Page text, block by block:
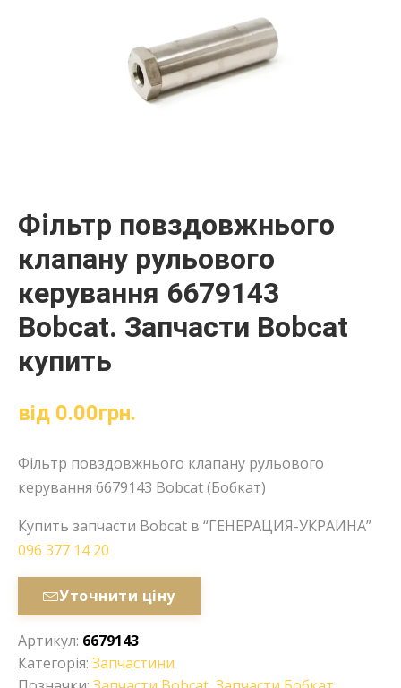
Фільтр повздовжнього
клапану рульового
керування 6679143
Bobcat. Запчасти Bobcat
купить
від 0.00грн.
Фільтр повздовжнього клапану рульового
керування 6679143 Bobcat (Бобкат)
Купить запчасти Bobcat в “ГЕНЕРАЦИЯ-УКРАИНА”
096 377 14 20
Уточнити ціну
Артикул: 6679143
Категорія: Запчастини